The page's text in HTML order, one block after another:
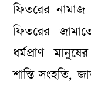
ফিতরের
ফিতরের
ধর্মপ্রাণ
শান্তি-সংহতি,